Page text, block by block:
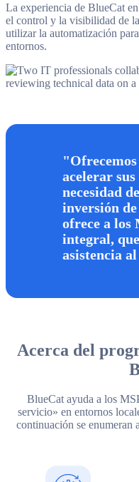
La experiencia de BlueCat
el control y la visibilidad de
utilizar la automatización
entornos.
acelerar
necesidad
inversión
ofrece a los
integral,
asistencia
Acerca del
BlueCat ayuda a los
servicio» en entornos
continuación se enumeran